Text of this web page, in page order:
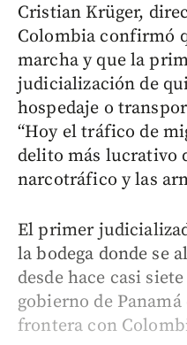
Cristian Krüger,
Colombia confirmó
marcha y que la
judicialización de
hospedaje o
“Hoy el tráfico de
delito más lucrativo
narcotráfico y las
El primer
la bodega donde se
desde hace casi
gobierno de
frontera con